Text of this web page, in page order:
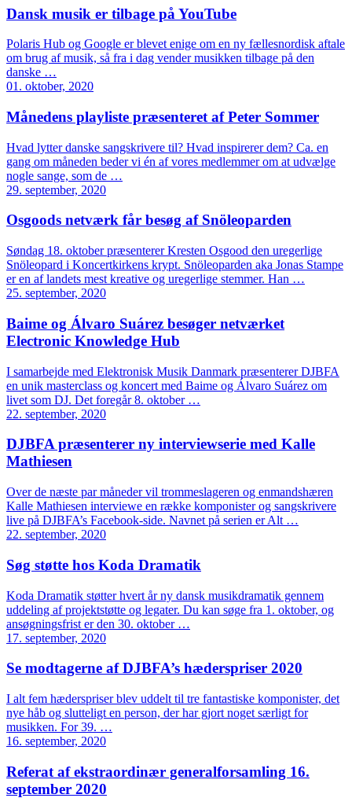
Dansk musik er tilbage på YouTube
Polaris Hub og Google er blevet enige om en ny fællesnordisk aftale
om brug af musik, så fra i dag vender musikken tilbage på den
danske …
01. oktober, 2020
Månedens playliste præsenteret af Peter Sommer
Hvad lytter danske sangskrivere til? Hvad inspirerer dem? Ca. en
gang om måneden beder vi én af vores medlemmer om at udvælge
nogle sange, som de …
29. september, 2020
Osgoods netværk får besøg af Snöleoparden
Søndag 18. oktober præsenterer Kresten Osgood den uregerlige
Snöleopard i Koncertkirkens krypt. Snöleoparden aka Jonas Stampe
er en af landets mest kreative og uregerlige stemmer. Han …
25. september, 2020
Baime og Álvaro Suárez besøger netværket
Electronic Knowledge Hub
I samarbejde med Elektronisk Musik Danmark præsenterer DJBFA
en unik masterclass og koncert med Baime og Álvaro Suárez om
livet som DJ. Det foregår 8. oktober …
22. september, 2020
DJBFA præsenterer ny interviewserie med Kalle
Mathiesen
Over de næste par måneder vil trommeslageren og enmandshæren
Kalle Mathiesen interviewe en række komponister og sangskrivere
live på DJBFA’s Facebook-side. Navnet på serien er Alt …
22. september, 2020
Søg støtte hos Koda Dramatik
Koda Dramatik støtter hvert år ny dansk musikdramatik gennem
uddeling af projektstøtte og legater. Du kan søge fra 1. oktober, og
ansøgningsfrist er den 30. oktober …
17. september, 2020
Se modtagerne af DJBFA’s hæderspriser 2020
I alt fem hæderspriser blev uddelt til tre fantastiske komponister, det
nye håb og slutteligt en person, der har gjort noget særligt for
musikken. For 39. …
16. september, 2020
Referat af ekstraordinær generalforsamling 16.
september 2020